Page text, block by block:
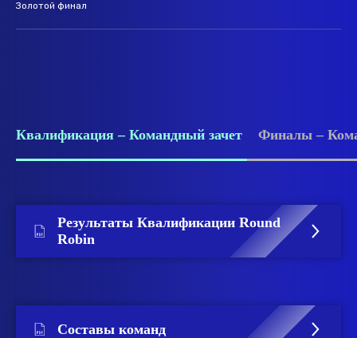
Золотой финал
Квалификация – Командный зачет Финалы –
Результаты Квалификации Round
Robin
Составы команд